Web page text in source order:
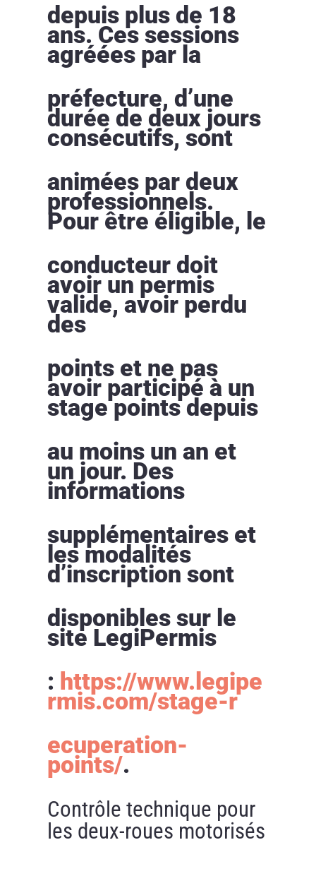
depuis plus de 18
ans. Ces sessions
agréées par la
préfecture, d’une
durée de deux jours
consécutifs, sont
animées par deux
professionnels.
Pour être éligible, le
conducteur doit
avoir un permis
valide, avoir perdu
des
points et ne pas
avoir participé à un
stage points depuis
au moins un an et
un jour. Des
informations
supplémentaires et
les modalités
d’inscription sont
disponibles sur le
site LegiPermis
: https://www.legipe
rmis.com/stage-r
ecuperation-
points/.
Contrôle technique pour
les deux-roues motorisés